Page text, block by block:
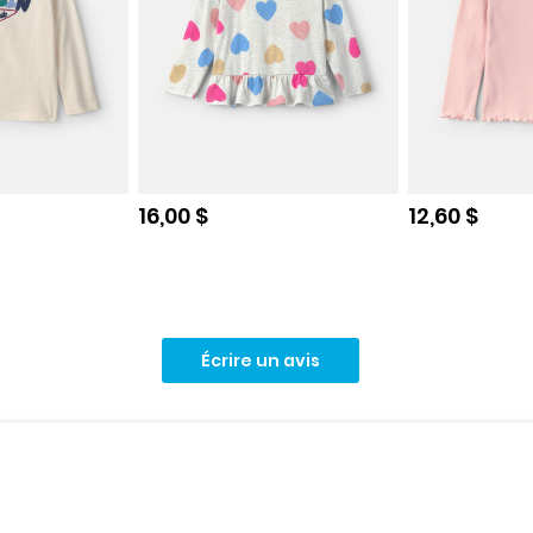
Prix de solde
16,00 $ Prix de solde
12,60 $
Écrire un avis